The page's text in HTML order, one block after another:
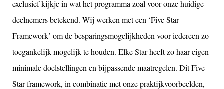
exclusief kijkje in wat het programma zoal voor onze huidige
deelnemers betekend. Wij werken met een ‘Five Star
Framework’ om de besparingsmogelijkheden voor iedereen zo
toegankelijk mogelijk te houden. Elke Star heeft zo haar eigen
minimale doelstellingen en bijpassende maatregelen. Dit Five
Star framework, in combinatie met onze praktijkvoorbeelden,